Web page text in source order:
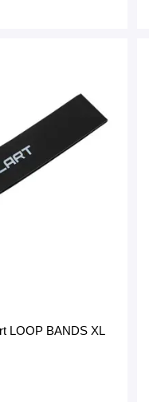
LOOP BANDS XL